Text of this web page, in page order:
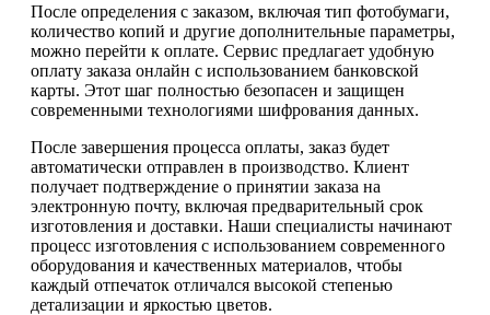
После определения с заказом, включая тип фотобумаги,
количество копий и другие дополнительные параметры,
можно перейти к оплате. Сервис предлагает удобную
оплату заказа онлайн с использованием банковской
карты. Этот шаг полностью безопасен и защищен
современными технологиями шифрования данных.
После завершения процесса оплаты, заказ будет
автоматически отправлен в производство. Клиент
получает подтверждение о принятии заказа на
электронную почту, включая предварительный срок
изготовления и доставки. Наши специалисты начинают
процесс изготовления с использованием современного
оборудования и качественных материалов, чтобы
каждый отпечаток отличался высокой степенью
детализации и яркостью цветов.